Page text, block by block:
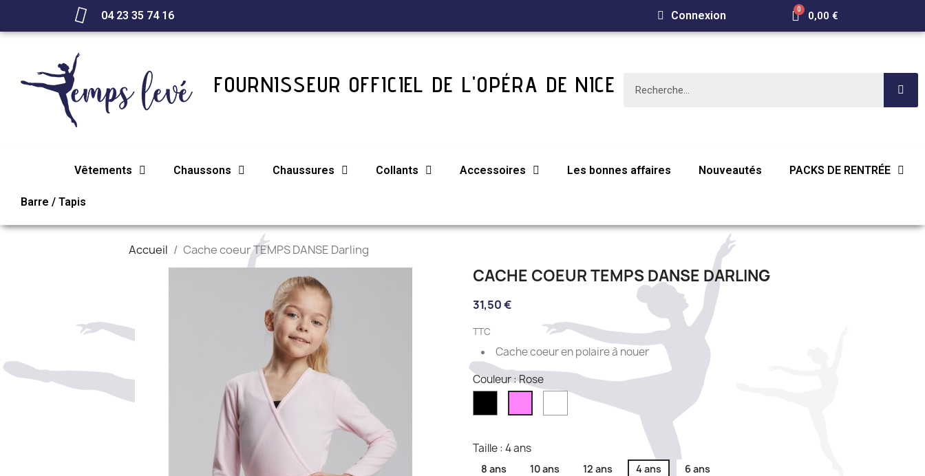
04 23 35 74 16 Connexion 0,00 €
FOURNISSEUR OFFICIEL DE L'OPÉRA DE NICE
Vêtements Chaussons Chaussures Collants Accessoires Les bonnes affaires Nouveautés PACKS DE RENTRÉE
Barre / Tapis
Accueil Cache coeur TEMPS DANSE Darling
CACHE COEUR TEMPS DANSE DARLING
31,50 €
TTC
Cache coeur en polaire à nouer
Couleur : Rose
Blanc
Taille : 4 ans
8 ans 10 ans 12 ans 4 ans 6 ans